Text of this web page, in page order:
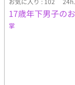
い内容に。
です。 20.05.12 新
を飲みたい♂」の
投稿した後に筆者
ん。 20.05.13 新
ンものになったや
いる！ 20.05.15
入、BLでは一回し
17歳年下男子の
掌